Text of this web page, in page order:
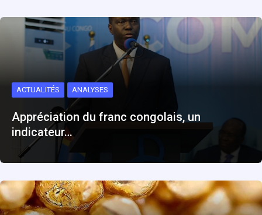
ACTUALITÉS ANALYSES
Appréciation du franc congolais, un
indicateur…